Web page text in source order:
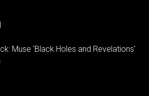
Muse 'Black Holes and Revelations'